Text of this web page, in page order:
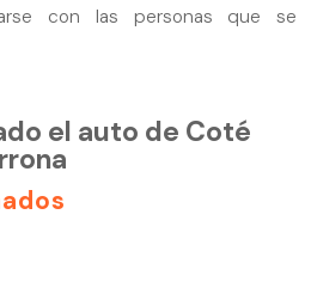
con las personas que se
el auto de Coté